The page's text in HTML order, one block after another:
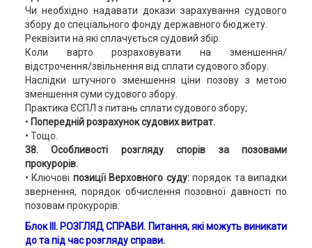
Чи необхідно надавати докази зарахування судового
збору до спеціального фонду державного бюджету.
Реквізити на які сплачується судовий збір.
Коли варто розраховувати на зменшення/
відстрочення/звільнення від сплати судового збору.
Наслідки штучного зменшення ціни позову з метою
зменшення суми судового збору.
Практика ЄСПЛ з питань сплати судового збору;
• Попередній розрахунок судових витрат.
• Тощо.
38. Особливості розгляду спорів за позовами
прокурорів.
• Ключові позиції Верховного суду:порядок та випадки
звернення, порядок обчислення позовної давності по
позовам прокурорів.
Блок ІІІ. РОЗГЛЯД СПРАВИ. Питання, які можуть виникати
до та під час розгляду справи.